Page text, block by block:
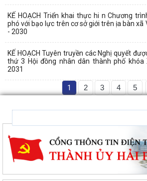
KẾ HOẠCH Triển khai thực hi n Chương
phó với bạo lực trên cơ sở giới trên ịa bàn xã
- 2030
KẾ HOẠCH Tuyên truyền các Nghị quyết
thứ 3 Hội đồng nhân dân thành phố khóa
2031
1 2 3 4 5